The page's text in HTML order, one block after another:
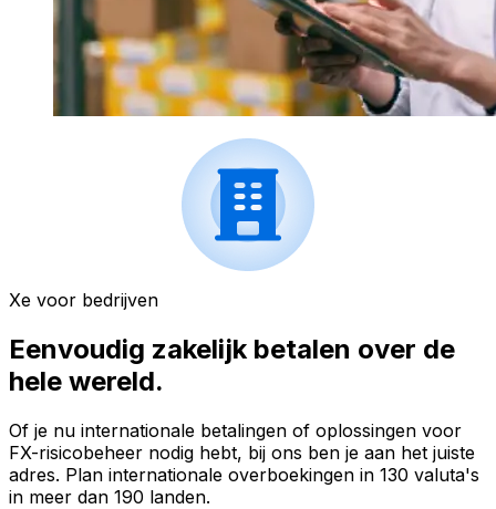
Xe voor bedrijven
Eenvoudig zakelijk betalen over de
hele wereld.
Of je nu internationale betalingen of oplossingen voor
FX-risicobeheer nodig hebt, bij ons ben je aan het juiste
adres. Plan internationale overboekingen in 130 valuta's
in meer dan 190 landen.